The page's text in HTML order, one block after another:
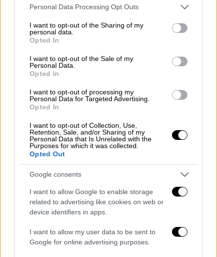
Please note that this website/app uses one or more Google
not limited to your visit or usage behaviour. You may click to
grant or deny consent to Google and its third-party tags to
use your data for below specified purposes in below Google
consent section.
Personal Data Processing Opt Outs
I want to opt-out of the Sharing of my
personal data.
Opted In
I want to opt-out of the Sale of my
Personal Data.
Opted In
I want to opt-out of processing my
Personal Data for Targeted Advertising.
Opted In
I want to opt-out of Collection, Use,
Retention, Sale, and/or Sharing of my
Personal Data that Is Unrelated with the
Purposes for which it was collected.
Opted Out
Google consents
I want to allow Google to enable storage
related to advertising like cookies on web or
device identifiers in apps.
I want to allow my user data to be sent to
Google for online advertising purposes.
Νέα κόντρα Καιρίδη-Κωνσταντοπούλου:
Οι «κλοουνισμοί» και η «επίθεση» σε
Μητσοτάκη μέσω Σαμαρά
κοινοβουλευτικό εκπρόσωπο της ΝΔ και
την πρόεδρο της Πλεύσης Ελευθερίας